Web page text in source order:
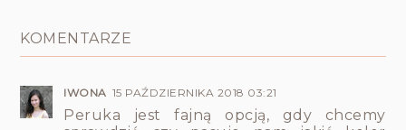
KOMENTARZE
IWONA 15 PAŹDZIERNIKA 2018 03:21
Peruka jest fajną opcją, gdy chcemy